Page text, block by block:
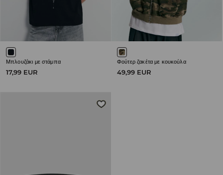
Μπλουζάκι με στάμπα
17,99 EUR
Φούτερ ζακέτα με κουκούλα
49,99 EUR